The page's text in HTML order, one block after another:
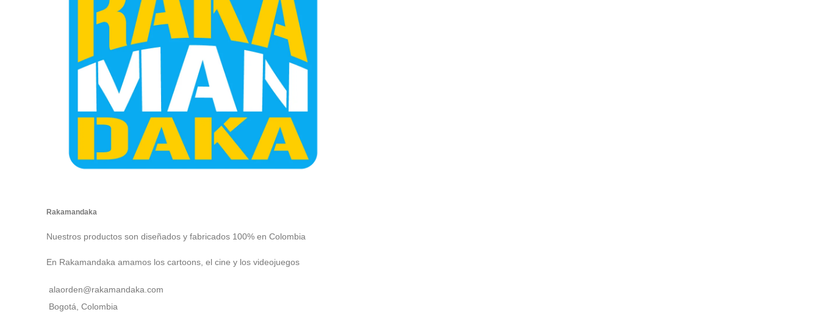
Rakamandaka
Nuestros productos son diseñados y fabricados 100% en Colombia
En Rakamandaka amamos los cartoons, el cine y los videojuegos
alaorden@rakamandaka.com
Bogotá, Colombia